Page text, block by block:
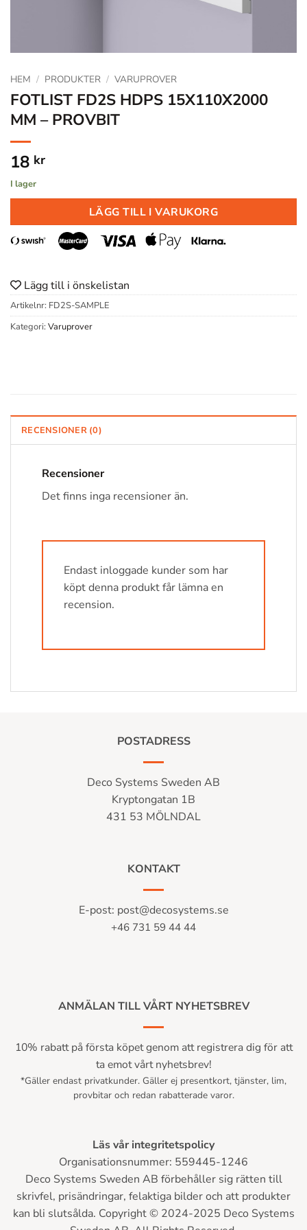
HEM / PRODUKTER / VARUPROVER
FOTLIST FD2S HDPS 15X110X2000
MM – PROVBIT
18 kr
I lager
LÄGG TILL I VARUKORG
Lägg till i önskelistan
Artikelnr: FD2S-SAMPLE
Kategori: Varuprover
RECENSIONER (0)
Recensioner
Det finns inga recensioner än.
Endast inloggade kunder som har
köpt denna produkt får lämna en
recension.
POSTADRESS
Deco Systems Sweden AB
Kryptongatan 1B
431 53 MÖLNDAL
KONTAKT
E-post: post@decosystems.se
+46 731 59 44 44
ANMÄLAN TILL VÅRT NYHETSBREV
10% rabatt på första köpet genom att registrera dig för att
ta emot vårt nyhetsbrev!
*Gäller endast privatkunder. Gäller ej presentkort, tjänster, lim,
provbitar och redan rabatterade varor.
Läs vår integritetspolicy
Organisationsnummer: 559445-1246
Deco Systems Sweden AB förbehåller sig rätten till
skrivfel, prisändringar, felaktiga bilder och att produkter
kan bli slutsålda. Copyright © 2024-2025 Deco Systems